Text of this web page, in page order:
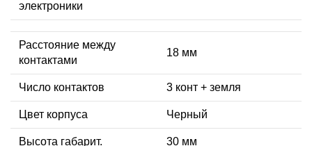
электроники
Расстояние между
контактами
18 мм
Число контактов 3 конт + земля
Цвет корпуса Черный
Высота габарит. 30 мм